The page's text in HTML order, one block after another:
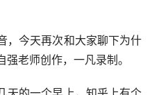
，今天再次和大家聊下为什
老师创作，一凡录制。